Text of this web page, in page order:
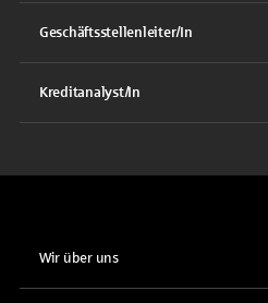
Geschäftsstellenleiter/In
Kreditanalyst/In
Wir über uns